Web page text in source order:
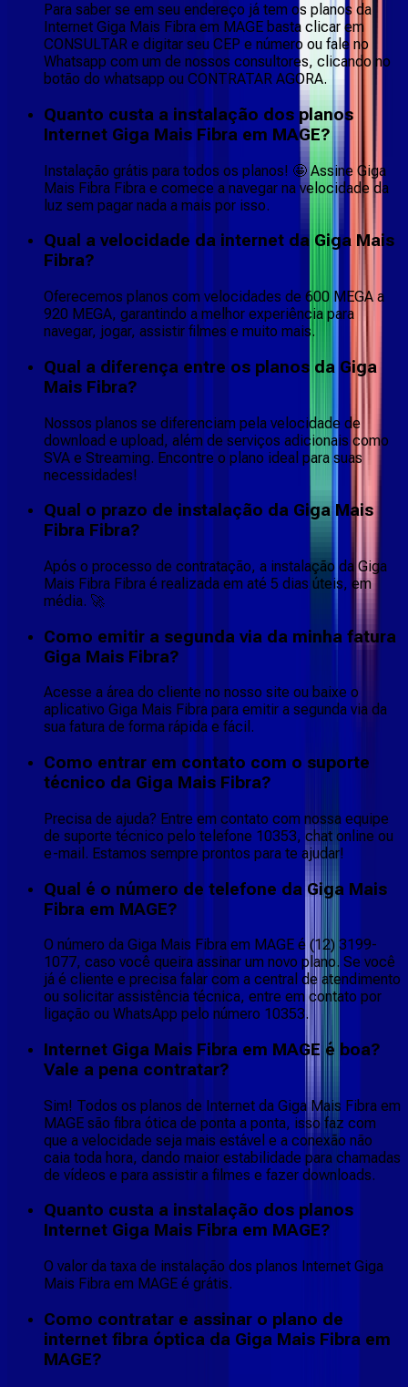
Para saber se em seu endereço já tem os planos da
Internet Giga Mais Fibra em MAGE basta clicar em
CONSULTAR e digitar seu CEP e número ou fale no
Whatsapp com um de nossos consultores, clicando no
botão do whatsapp ou CONTRATAR AGORA.
Quanto custa a instalação dos planos
Internet Giga Mais Fibra em MAGE?
Instalação grátis para todos os planos! 🤩 Assine Giga
Mais Fibra Fibra e comece a navegar na velocidade da
luz sem pagar nada a mais por isso.
Qual a velocidade da internet da Giga Mais
Fibra?
Oferecemos planos com velocidades de 600 MEGA a
920 MEGA, garantindo a melhor experiência para
navegar, jogar, assistir filmes e muito mais.
Qual a diferença entre os planos da Giga
Mais Fibra?
Nossos planos se diferenciam pela velocidade de
download e upload, além de serviços adicionais como
SVA e Streaming. Encontre o plano ideal para suas
necessidades!
Qual o prazo de instalação da Giga Mais
Fibra Fibra?
Após o processo de contratação, a instalação da Giga
Mais Fibra Fibra é realizada em até 5 dias úteis, em
média. 🚀
Como emitir a segunda via da minha fatura
Giga Mais Fibra?
Acesse a área do cliente no nosso site ou baixe o
aplicativo Giga Mais Fibra para emitir a segunda via da
sua fatura de forma rápida e fácil.
Como entrar em contato com o suporte
técnico da Giga Mais Fibra?
Precisa de ajuda? Entre em contato com nossa equipe
de suporte técnico pelo telefone 10353, chat online ou
e-mail. Estamos sempre prontos para te ajudar!
Qual é o número de telefone da Giga Mais
Fibra em MAGE?
O número da Giga Mais Fibra em MAGE é (12) 3199-
1077, caso você queira assinar um novo plano. Se você
já é cliente e precisa falar com a central de atendimento
ou solicitar assistência técnica, entre em contato por
ligação ou WhatsApp pelo número 10353.
Internet Giga Mais Fibra em MAGE é boa?
Vale a pena contratar?
Sim! Todos os planos de Internet da Giga Mais Fibra em
MAGE são fibra ótica de ponta a ponta, isso faz com
que a velocidade seja mais estável e a conexão não
caia toda hora, dando maior estabilidade para chamadas
de vídeos e para assistir a filmes e fazer downloads.
Quanto custa a instalação dos planos
Internet Giga Mais Fibra em MAGE?
O valor da taxa de instalação dos planos Internet Giga
Mais Fibra em MAGE é grátis.
Como contratar e assinar o plano de
internet fibra óptica da Giga Mais Fibra em
MAGE?